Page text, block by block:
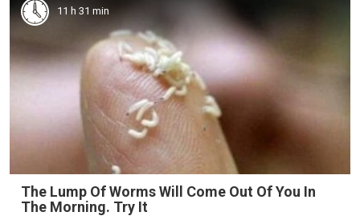
11 h 31 min
The Lump Of Worms Will Come Out Of You In
The Morning. Try It